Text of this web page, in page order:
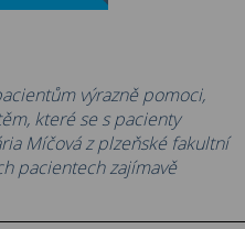
výrazně pomoci,
které se s pacienty
Míčová z plzeňské fakultní
pacientech zajímavě